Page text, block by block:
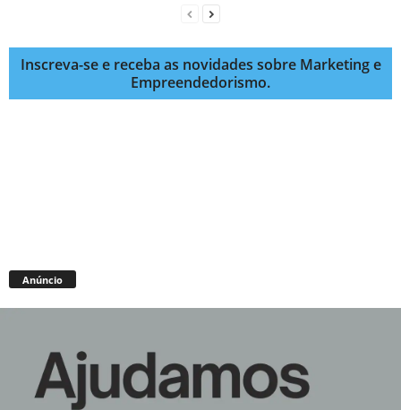
Inscreva-se e receba as novidades sobre Marketing e
Empreendedorismo.
Anúncio